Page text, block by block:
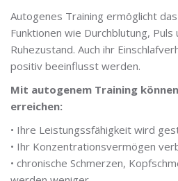
Autogenes Training ermöglicht
Funktionen wie Durchblutung,
Ruhezustand. Auch ihr
positiv beeinflusst werden.
Mit autogenem Training
erreichen:
• Ihre Leistungssfähigkeit wird
• Ihr Konzentrationsvermögen
• chronische Schmerzen,